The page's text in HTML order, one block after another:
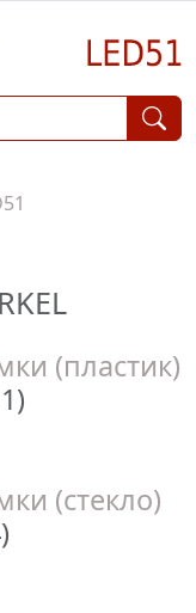
(пластик)
(стекло)